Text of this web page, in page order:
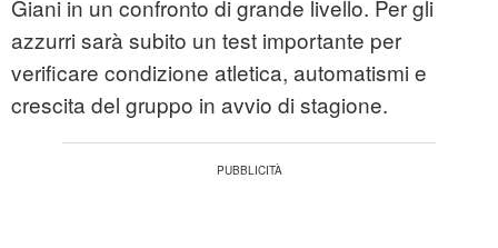
Giani in un confronto di grande livello. Per gli
azzurri sarà subito un test importante per
verificare condizione atletica, automatismi e
crescita del gruppo in avvio di stagione.